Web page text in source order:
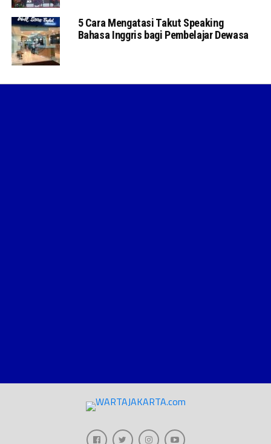
5 Cara Mengatasi Takut Speaking
Bahasa Inggris bagi Pembelajar Dewasa